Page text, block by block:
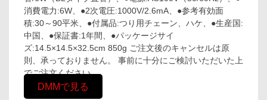
消費電力:6W、●2次電圧:1000V/2.6mA、●参考有効面
積:30～90平米、●付属品:つり用チェーン、ハケ、●生産国:
中国、●保証書:1年間、●パッケージサイ
ズ:14.5×14.5×32.5cm 850g ご注文後のキャンセルは原
則、承っておりません。 事前に十分にご検討いただいた上
でご注文ください。
DMMで見る